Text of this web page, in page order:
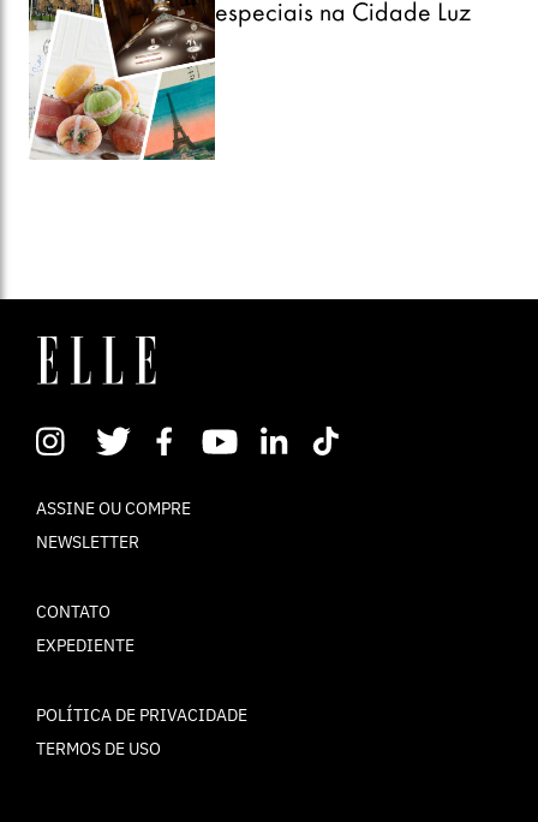
especiais na Cidade Luz
ASSINE OU COMPRE
NEWSLETTER
CONTATO
EXPEDIENTE
POLÍTICA DE PRIVACIDADE
TERMOS DE USO